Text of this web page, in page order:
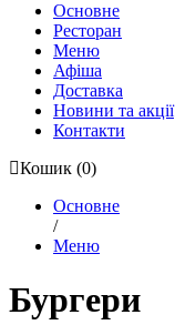
Основне
Ресторан
Меню
Афіша
Доставка
Новини та акції
Контакти
Кошик (0)
Основне
/
Меню
Бургери